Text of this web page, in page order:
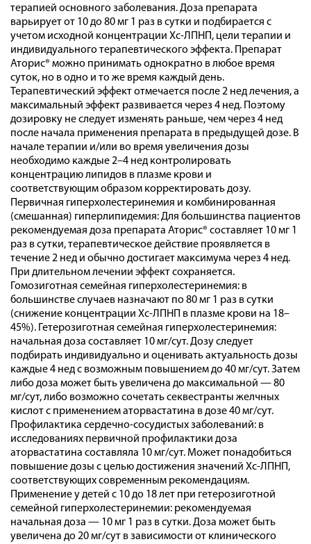
терапией основного заболевания. Доза препарата
варьирует от 10 до 80 мг 1 раз в сутки и подбирается с
учетом исходной концентрации Хс-ЛПНП, цели терапии и
индивидуального терапевтического эффекта. Препарат
Аторис® можно принимать однократно в любое время
суток, но в одно и то же время каждый день.
Терапевтический эффект отмечается после 2 нед лечения, а
максимальный эффект развивается через 4 нед. Поэтому
дозировку не следует изменять раньше, чем через 4 нед
после начала применения препарата в предыдущей дозе. В
начале терапии и/или во время увеличения дозы
необходимо каждые 2–4 нед контролировать
концентрацию липидов в плазме крови и
соответствующим образом корректировать дозу.
Первичная гиперхолестеринемия и комбинированная
(смешанная) гиперлипидемия: Для большинства пациентов
рекомендуемая доза препарата Аторис® составляет 10 мг 1
раз в сутки, терапевтическое действие проявляется в
течение 2 нед и обычно достигает максимума через 4 нед.
При длительном лечении эффект сохраняется.
Гомозиготная семейная гиперхолестеринемия: в
большинстве случаев назначают по 80 мг 1 раз в сутки
(снижение концентрации Хс-ЛПНП в плазме крови на 18–
45%). Гетерозиготная семейная гиперхолестеринемия:
начальная доза составляет 10 мг/сут. Дозу следует
подбирать индивидуально и оценивать актуальность дозы
каждые 4 нед с возможным повышением до 40 мг/сут. Затем
либо доза может быть увеличена до максимальной — 80
мг/сут, либо возможно сочетать секвестранты желчных
кислот с применением аторвастатина в дозе 40 мг/сут.
Профилактика сердечно-сосудистых заболеваний: в
исследованиях первичной профилактики доза
аторвастатина составляла 10 мг/сут. Может понадобиться
повышение дозы с целью достижения значений Хс-ЛПНП,
соответствующих современным рекомендациям.
Применение у детей с 10 до 18 лет при гетерозиготной
семейной гиперхолестеринемии: рекомендуемая
начальная доза — 10 мг 1 раз в сутки. Доза может быть
увеличена до 20 мг/сут в зависимости от клинического